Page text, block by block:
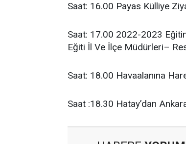
Saat: 16.00 Payas Külliye
Saat: 17.00 2022-2023
Eğiti İl Ve İlçe Müdürleri–
Saat: 18.00 Havaalanına
Saat :18.30 Hatay’dan